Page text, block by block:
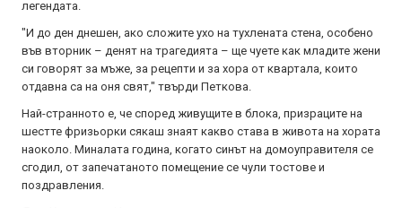
легендата.
"И до ден днешен, ако сложите ухо на тухлената стена, особено
във вторник – денят на трагедията – ще чуете как младите жени
си говорят за мъже, за рецепти и за хора от квартала, които
отдавна са на оня свят," твърди Петкова.
Най-странното е, че според живущите в блока, призраците на
шестте фризьорки сякаш знаят какво става в живота на хората
наоколо. Миналата година, когато синът на домоуправителя се
сгодил, от запечатаното помещение се чули тостове и
поздравления.